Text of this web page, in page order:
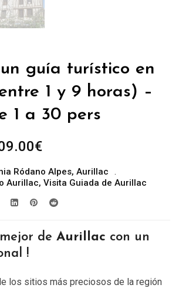
guía turístico en
1 y 9 horas) –
1 a 30 pers
€Rango
precios:
desde
299.00€
hasta
809.00€
Ródano Alpes, Aurillac
Aurillac, Visita Guiada de Aurillac
de Aurillac con un
!
los sitios más preciosos de la región